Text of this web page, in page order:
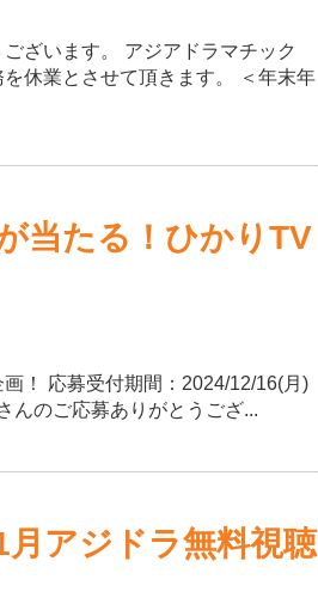
ざいます。 アジアドラマチック
休業とさせて頂きます。 ＜年末年
当たる！ひかりTV
！ 応募受付期間：2024/12/16(月)
んのご応募ありがとうござ...
月アジドラ無料視聴